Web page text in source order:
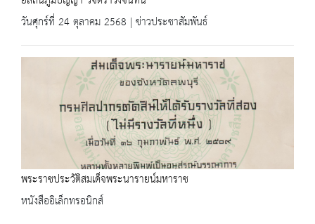
วันศุกร์ที่ 24 ตุลาคม 2568 | ข่าวประชาสัมพันธ์
พระราชประวัติสมเด็จพระนารายน์มหาราช
หนังสืออิเล็กทรอนิกส์